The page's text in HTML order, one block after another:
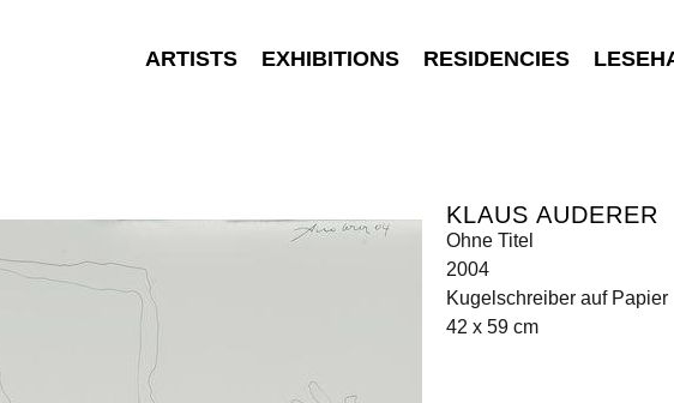
ARTISTS EXHIBITIONS RESIDENCIES
KLAUS AUDERER
Ohne Titel
2004
Kugelschreiber auf Papier
42 x 59 cm